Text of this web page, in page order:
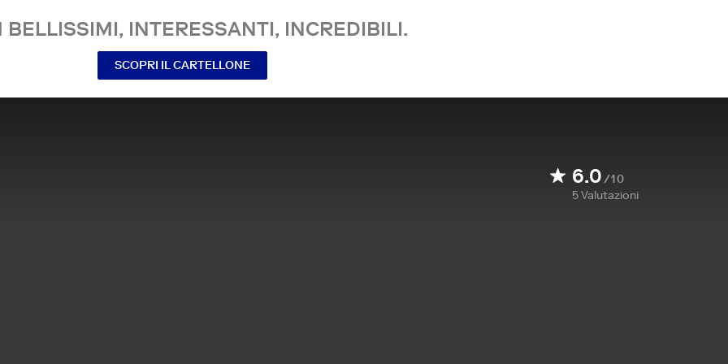
BELLISSIMI, INTERESSANTI, INCREDIBILI.
SCOPRI IL CARTELLONE
6.0/10
5Valutazioni